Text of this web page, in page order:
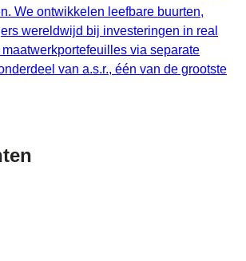
We ontwikkelen leefbare buurten,
wereldwijd bij investeringen in real
via separate
van a.s.r., één van de grootste